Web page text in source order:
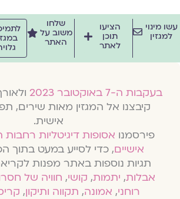
מינוי
למגזין
הציעו
תוכן
לאתר
שלחו
משוב על
האתר
במגזין
גלויה
בעקבות ה-7 באוקטובר 2023
קיבצנו אל המגזין מאות שירים,
אישית.
פירסמנואסופות דיגיטליות רחבות
אישיים, כדי לסייע במעט בתוך
תגיות נוספות באתר מפנות
אבלות,יתמות,קושי,חוויה של חסרון
רוחני,אמונה,תקווה ותיקון,